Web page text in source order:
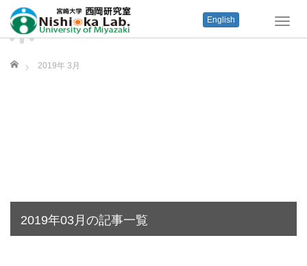
T
o
i
English
ホーム 2019年 3月
2019年03月の記事一覧